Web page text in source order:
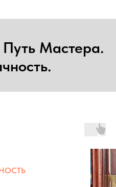
Мастера.